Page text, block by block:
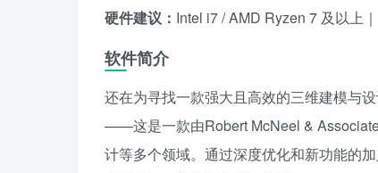
硬件建议： Intel i7 / AMD Ryzen 7 及以上
软件简介
还在为寻找一款强大且高效的三维建模与
——这是一款由Robert McNeel &
计等多个领域。通过深度优化和新功能的